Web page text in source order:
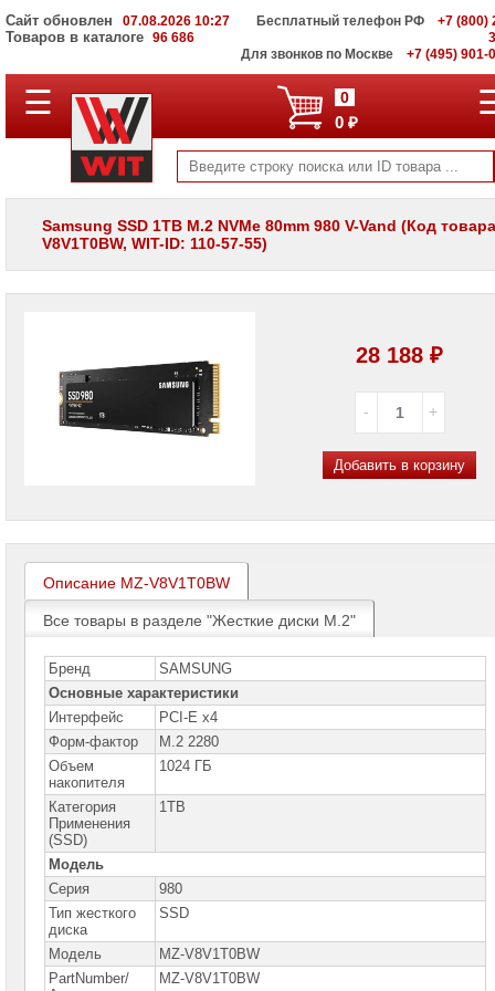
Сайт обновлен 07.08.2026 10:27
Товаров в каталоге 96 686
Бесплатный телефон РФ
+7 (800)
Для звонков по Москве
+7 (495) 901-
ПОЛНЫЙ
КАТАЛОГ
Корпоративные
серверы
WIT
хранения
LCD
панели
Ноутбуки
Brand
Name
Моноблоки
Компьютеры
Brand
Name
Принтеры
плоттеры
МФУ
Серверы
Brand
Name
Пассивное
сетевое
оборудование
Активное
☰ 0
0 ₽
Samsung SSD 1TB M.2 NVMe 80mm 980 V-Vand (Код
V8V1T0BW, WIT-ID: 110-57-55)
28 188 ₽
Добавить в корзину
Описание MZ-V8V1T0BW
Все товары в разделе "Жесткие диски M.2"
Бренд
SAMSUNG
Основные характеристики
Интерфейс
PCI-E x4
Форм-фактор
M.2 2280
Объем
накопителя
1024 ГБ
Категория
Применения
(SSD)
1TB
Модель
Серия
980
Тип жесткого
диска
SSD
Модель
MZ-V8V1T0BW
PartNumber/
MZ-V8V1T0BW